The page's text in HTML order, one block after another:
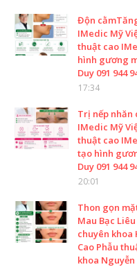
Độn
IMedic Mỹ
thuật cao
hình gương
Duy 091 944
17:34
Trị nếp nhăn
IMedic Mỹ
thuật cao
tạo hình
Duy 091 944
20:01
Thon gọn
Mau Bạc
chuyên khoa
Cao Phẫu
khoa Nguyễn